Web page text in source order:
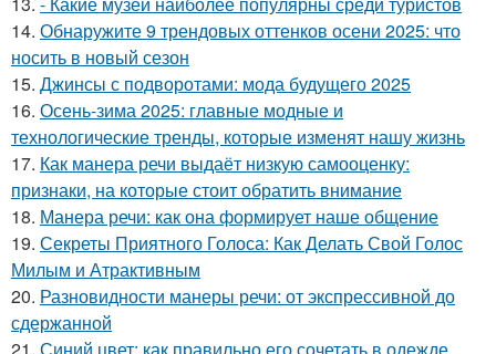
14. Обнаружите 9 трендовых оттенков осени 2025: что
носить в новый сезон
15. Джинсы с подворотами: мода будущего 2025
16. Осень-зима 2025: главные модные и
технологические тренды, которые изменят нашу жизнь
17. Как манера речи выдаёт низкую самооценку:
признаки, на которые стоит обратить внимание
18. Манера речи: как она формирует наше общение
19. Секреты Приятного Голоса: Как Делать Свой Голос
Милым и Атрактивным
20. Разновидности манеры речи: от экспрессивной до
сдержанной
21. Синий цвет: как правильно его сочетать в одежде